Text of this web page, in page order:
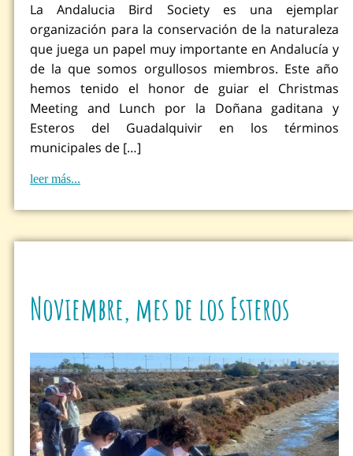
La Andalucia Bird Society es una ejemplar
organización para la conservación de la naturaleza
que juega un papel muy importante en Andalucía y
de la que somos orgullosos miembros. Este año
hemos tenido el honor de guiar el Christmas
Meeting and Lunch por la Doñana gaditana y
Esteros del Guadalquivir en los términos
municipales de […]
leer más...
Noviembre, mes de los Esteros